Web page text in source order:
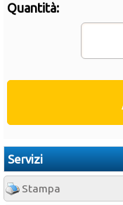
Quantità:
Servizi
Stampa